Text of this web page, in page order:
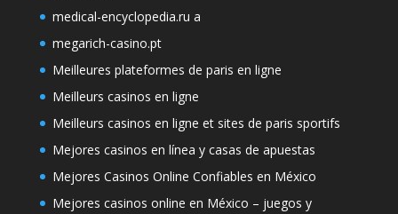
medical-encyclopedia.ru a
megarich-casino.pt
Meilleures plateformes de paris en ligne
Meilleurs casinos en ligne
Meilleurs casinos en ligne et sites de paris sportifs
Mejores casinos en línea y casas de apuestas
Mejores Casinos Online Confiables en México
Mejores casinos online en México – juegos y